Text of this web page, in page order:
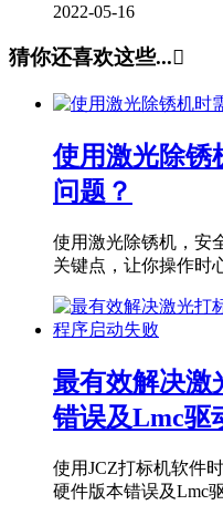
2022-05-16
猜你还喜欢这些...
使用激光除锈
问题？
使用激光除锈机，安
关键点，让你操作时
最有效解决激
错误及Lmc驱
使用JCZ打标机软件
硬件版本错误及Lmc